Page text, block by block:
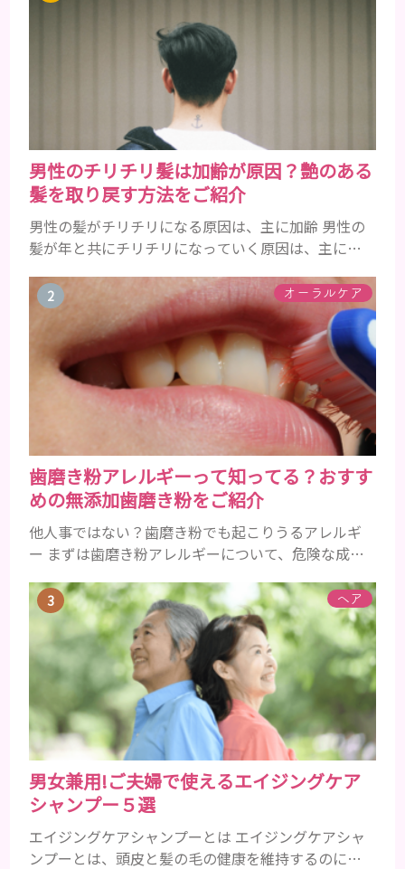
男性のチリチリ髪は加齢が原因？艶のある
髪を取り戻す方法をご紹介
男性の髪がチリチリになる原因は、主に加齢 男性の
髪が年と共にチリチリになっていく原因は、主に加
にツヤがあった男性も、いつのまにか髪がチリチリ
でペタンとするようになったと感じる人もいるでし
ょう。特に大人の男性としての魅力が出てくる40代
以降の男性に悩んでいる人が多い傾向があります。
髪が生え変わるサイクルは、年齢と共に乱れていき
ます。髪が太くならないま...
オーラルケア
歯磨き粉アレルギーって知ってる？おすす
めの無添加歯磨き粉をご紹介
他人事ではない？歯磨き粉でも起こりうるアレルギ
ー まずは歯磨き粉アレルギーについて、危険な成分
まれるアレルギーを起こすおそれのある成分 まず、
普段お使いの歯磨き粉に含まれているどの成分にア
レルギーを引き起こすおそれがあるのかを説明しま
すね。 •フッ素･･･歯の表面のエナメルを守り強くし
たり、虫歯と防ぐ働きを持つ成分 •香味料 ･･･歯磨き
粉の風味や爽...
ヘア
男女兼用!ご夫婦で使えるエイジングケア
シャンプー５選
エイジングケアシャンプーとは エイジングケアシャ
ンプーとは、頭皮と髪の毛の健康を維持するのに必